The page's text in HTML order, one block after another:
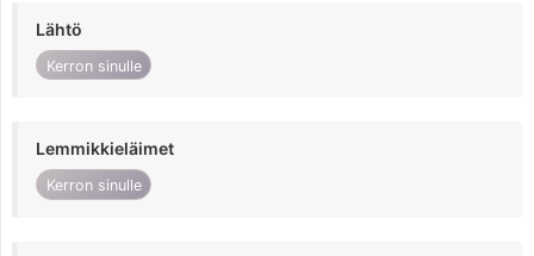
Lähtö
Kerron sinulle
Lemmikkieläimet
Kerron sinulle